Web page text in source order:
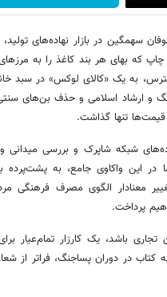
سهمگین در بازار نهاده‌های
به یک «کالای لوکس» در سبد
و ارشاد اسلامی و حذف بن‌های
تنها گذاشت.
شبکه شاپرک و بررسی
این واکاوی جامع، به پشت‌پرده
معنادار الگوی مصرف فرهنگی
پرداخت.
باشد، یک کارزار تمام‌عیار
در دوران پساجنگ، فراتر از